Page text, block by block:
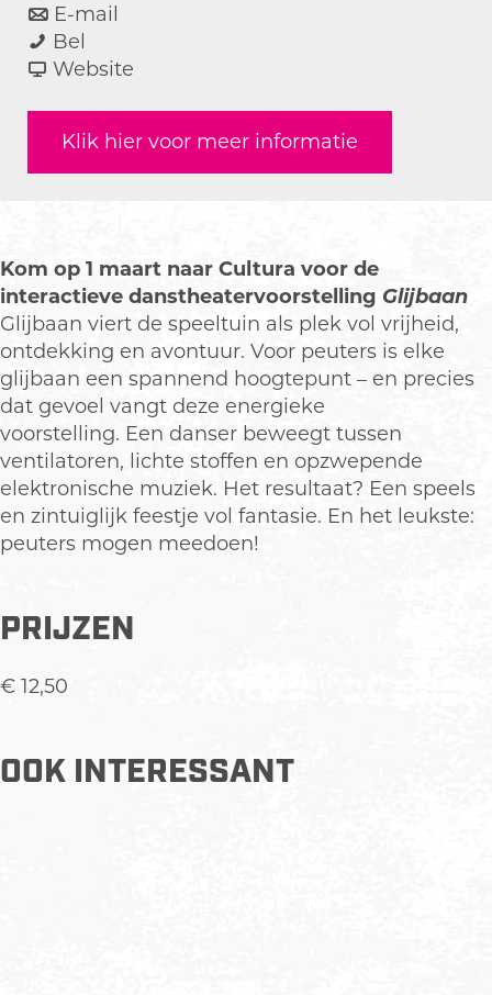
b
a
(
2
-
6
j
a
a
r
)
a
r
i
j
a
n
(
2
-
6
j
a
a
r
)
E-mail
a
l
i
a
a
n
(
2
-
6
a
a
r
)
Bel
l
b
a
(
2
-
6
j
a
a
r
)
Website
G
l
b
a
a
n
(
2
-
6
a
a
Klik hier voor meer informatie
Kom op 1 maart naar Cultura voor de
interactieve danstheatervoorstelling Glijbaan
Glijbaan viert de speeltuin als plek vol vrijheid,
ontdekking en avontuur. Voor peuters is elke
glijbaan een spannend hoogtepunt – en precies
dat gevoel vangt deze energieke
voorstelling. Een danser beweegt tussen
ventilatoren, lichte stoffen en opzwepende
elektronische muziek. Het resultaat? Een speels
en zintuiglijk feestje vol fantasie. En het leukste:
peuters mogen meedoen!
PRIJZEN
€ 12,50
OOK INTERESSANT